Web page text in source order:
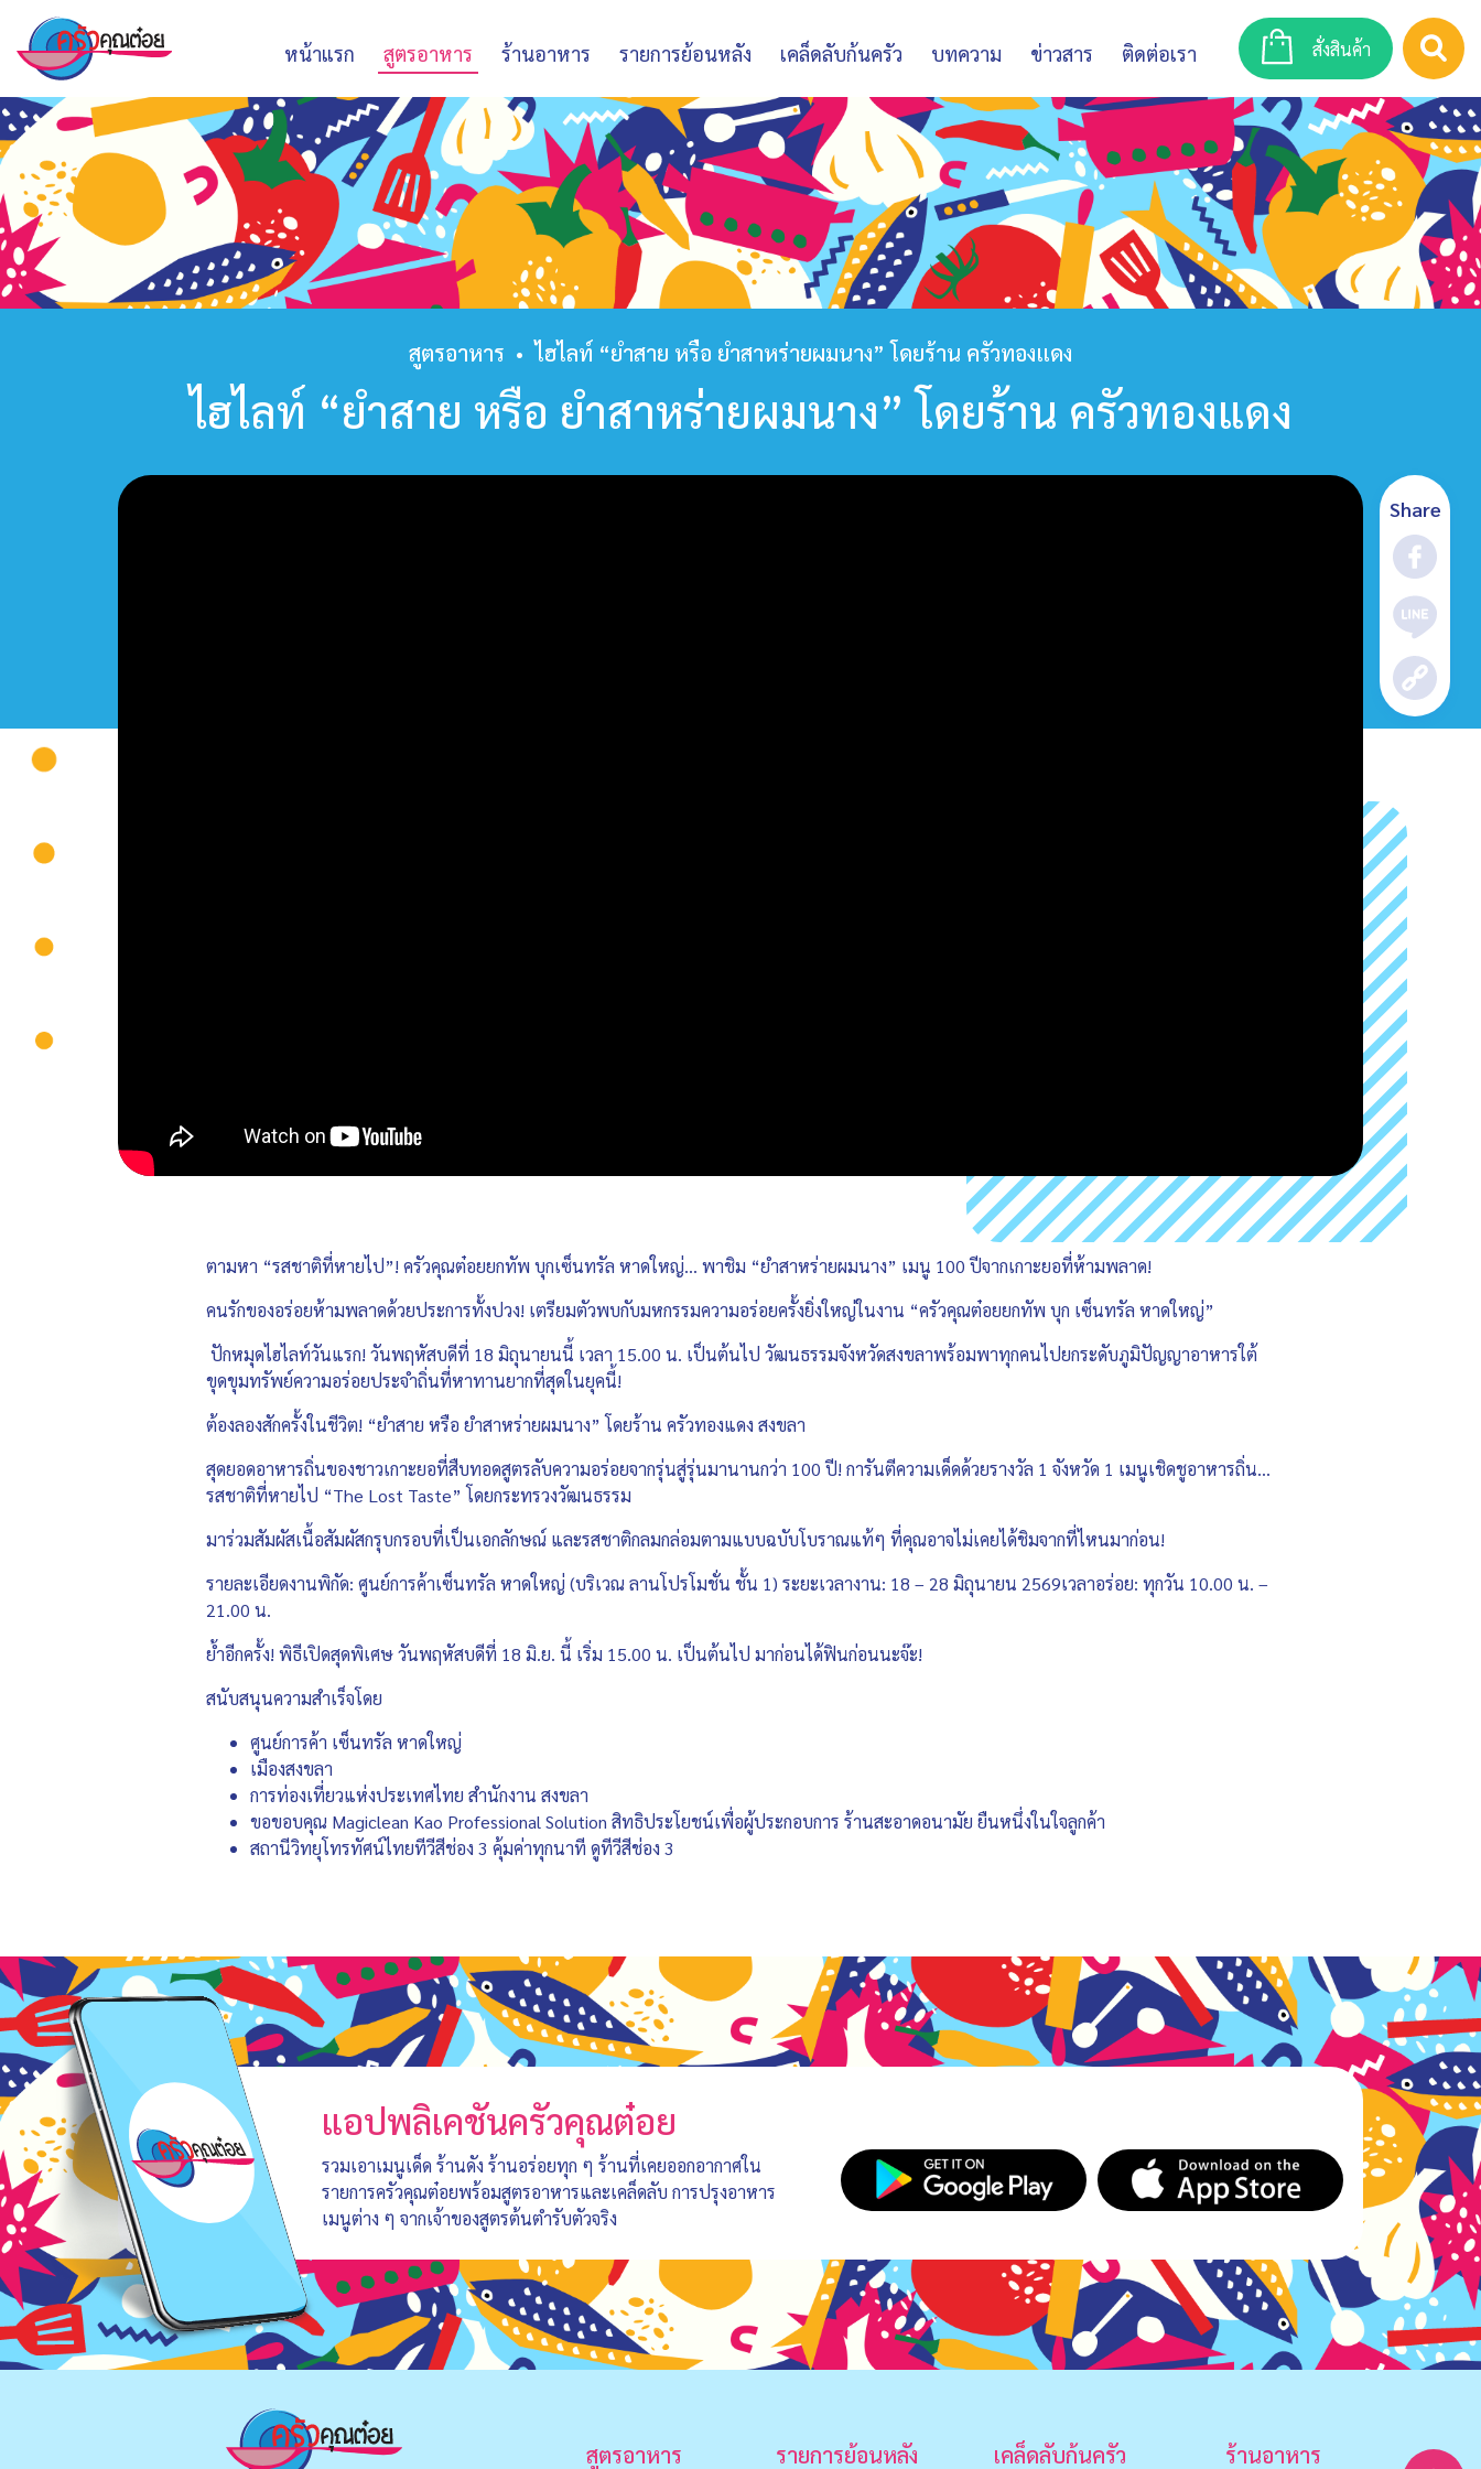
หน้าแรก สูตรอาหาร ร้านอาหาร รายการย้อนหลัง เคล็ดลับก้นครัว บทความ ข่าวสาร ติดต่อเรา สั่งสินค้า
สูตรอาหาร • ไฮไลท์ “ยำสาย หรือ ยำสาหร่ายผมนาง” โดยร้าน ครัวทองแดง
ไฮไลท์ “ยำสาย หรือ ยำสาหร่ายผมนาง” โดยร้าน ครัวทองแดง
Share
ตามหา “รสชาติที่หายไป”! ครัวคุณต๋อยยกทัพ บุกเซ็นทรัล หาดใหญ่… พาชิม “ยำสาหร่ายผมนาง” เมนู 100 ปีจากเกาะยอที่ห้ามพลาด!
คนรักของอร่อยห้ามพลาดด้วยประการทั้งปวง! เตรียมตัวพบกับมหกรรมความอร่อยครั้งยิ่งใหญ่ในงาน “ครัวคุณต๋อยยกทัพ บุก เซ็นทรัล หาดใหญ่”
ปักหมุดไฮไลท์วันแรก! วันพฤหัสบดีที่ 18 มิถุนายนนี้ เวลา 15.00 น. เป็นต้นไป วัฒนธรรมจังหวัดสงขลาพร้อมพาทุกคนไปยกระดับภูมิปัญญาอาหารใต้
ขุดขุมทรัพย์ความอร่อยประจำถิ่นที่หาทานยากที่สุดในยุคนี้!
ต้องลองสักครั้งในชีวิต! “ยำสาย หรือ ยำสาหร่ายผมนาง” โดยร้าน ครัวทองแดง สงขลา
สุดยอดอาหารถิ่นของชาวเกาะยอที่สืบทอดสูตรลับความอร่อยจากรุ่นสู่รุ่นมานานกว่า 100 ปี! การันตีความเด็ดด้วยรางวัล 1 จังหวัด 1 เมนูเชิดชูอาหารถิ่น…
รสชาติที่หายไป “The Lost Taste” โดยกระทรวงวัฒนธรรม
มาร่วมสัมผัสเนื้อสัมผัสกรุบกรอบที่เป็นเอกลักษณ์ และรสชาติกลมกล่อมตามแบบฉบับโบราณแท้ๆ ที่คุณอาจไม่เคยได้ชิมจากที่ไหนมาก่อน!
รายละเอียดงานพิกัด: ศูนย์การค้าเซ็นทรัล หาดใหญ่ (บริเวณ ลานโปรโมชั่น ชั้น 1) ระยะเวลางาน: 18 – 28 มิถุนายน 2569เวลาอร่อย: ทุกวัน 10.00 น. –
21.00 น.
ย้ำอีกครั้ง! พิธีเปิดสุดพิเศษ วันพฤหัสบดีที่ 18 มิ.ย. นี้ เริ่ม 15.00 น. เป็นต้นไป มาก่อนได้ฟินก่อนนะจ๊ะ!
สนับสนุนความสำเร็จโดย
ศูนย์การค้า เซ็นทรัล หาดใหญ่
เมืองสงขลา
การท่องเที่ยวแห่งประเทศไทย สำนักงาน สงขลา
ขอขอบคุณ Magiclean Kao Professional Solution สิทธิประโยชน์เพื่อผู้ประกอบการ ร้านสะอาดอนามัย ยืนหนึ่งในใจลูกค้า
สถานีวิทยุโทรทัศน์ไทยทีวีสีช่อง 3 คุ้มค่าทุกนาที ดูทีวีสีช่อง 3
แอปพลิเคชันครัวคุณต๋อย
รวมเอาเมนูเด็ด ร้านดัง ร้านอร่อยทุก ๆ ร้านที่เคยออกอากาศใน
รายการครัวคุณต๋อยพร้อมสูตรอาหารและเคล็ดลับ การปรุงอาหาร
เมนูต่าง ๆ จากเจ้าของสูตรต้นตำรับตัวจริง
สูตรอาหาร รายการย้อนหลัง เคล็ดลับก้นครัว ร้านอาหาร